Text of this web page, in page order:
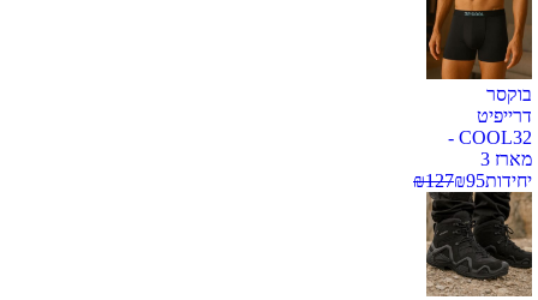
בוקסר
דרייפיט
COOL32 -
מארז 3
יחידות
₪95
₪127